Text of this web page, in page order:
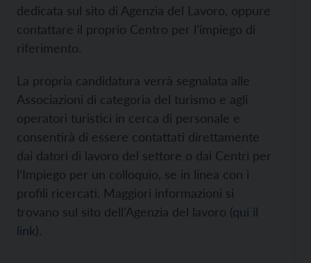
dedicata sul sito di Agenzia del Lavoro, oppure
contattare il proprio Centro per l’impiego di
riferimento.
La propria candidatura verrà segnalata alle
Associazioni di categoria del turismo e agli
operatori turistici in cerca di personale e
consentirà di essere contattati direttamente
dai datori di lavoro del settore o dai Centri per
l’Impiego per un colloquio, se in linea con i
profili ricercati. Maggiori informazioni si
trovano sul sito dell’Agenzia del lavoro (qui il
link).